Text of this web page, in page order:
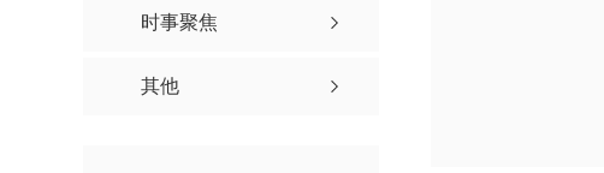
时事聚焦
其他